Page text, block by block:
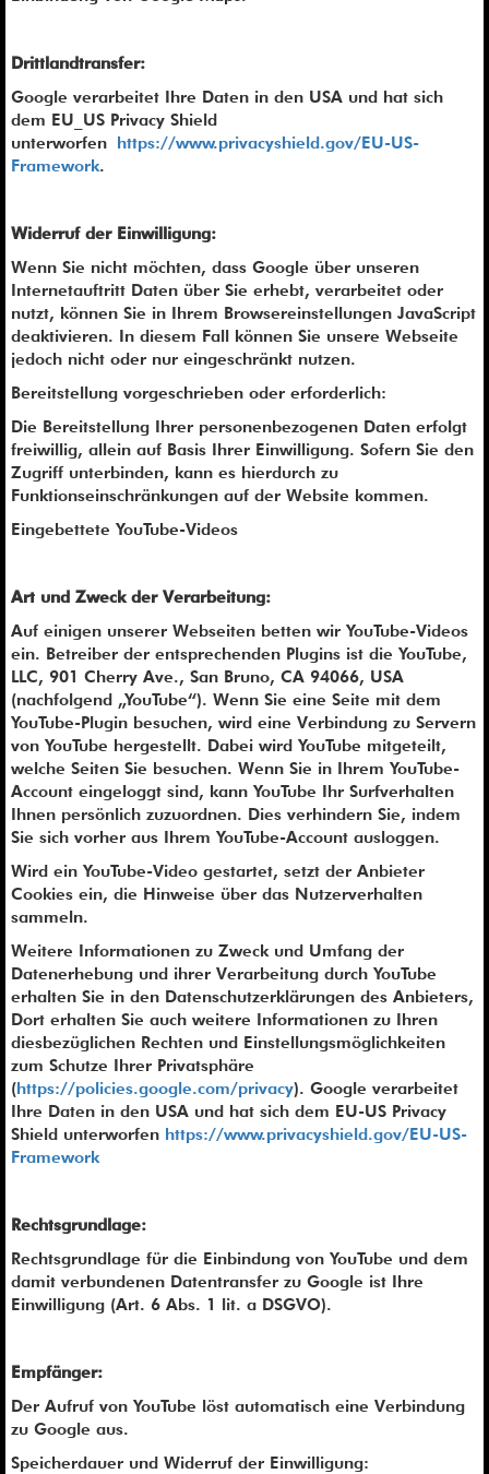
Drittlandtransfer:
Google verarbeitet Ihre Daten in den USA und hat sich
dem EU_US Privacy Shield
unterworfen https://www.privacyshield.gov/EU-US-
Framework.
Widerruf der Einwilligung:
Wenn Sie nicht möchten, dass Google über unseren
Internetauftritt Daten über Sie erhebt, verarbeitet oder
nutzt, können Sie in Ihrem Browsereinstellungen JavaScript
deaktivieren. In diesem Fall können Sie unsere Webseite
jedoch nicht oder nur eingeschränkt nutzen.
Bereitstellung vorgeschrieben oder erforderlich:
Die Bereitstellung Ihrer personenbezogenen Daten erfolgt
freiwillig, allein auf Basis Ihrer Einwilligung. Sofern Sie den
Zugriff unterbinden, kann es hierdurch zu
Funktionseinschränkungen auf der Website kommen.
Eingebettete YouTube-Videos
Art und Zweck der Verarbeitung:
Auf einigen unserer Webseiten betten wir YouTube-Videos
ein. Betreiber der entsprechenden Plugins ist die YouTube,
LLC, 901 Cherry Ave., San Bruno, CA 94066, USA
(nachfolgend „YouTube“). Wenn Sie eine Seite mit dem
YouTube-Plugin besuchen, wird eine Verbindung zu Servern
von YouTube hergestellt. Dabei wird YouTube mitgeteilt,
welche Seiten Sie besuchen. Wenn Sie in Ihrem YouTube-
Account eingeloggt sind, kann YouTube Ihr Surfverhalten
Ihnen persönlich zuzuordnen. Dies verhindern Sie, indem
Sie sich vorher aus Ihrem YouTube-Account ausloggen.
Wird ein YouTube-Video gestartet, setzt der Anbieter
Cookies ein, die Hinweise über das Nutzerverhalten
sammeln.
Weitere Informationen zu Zweck und Umfang der
Datenerhebung und ihrer Verarbeitung durch YouTube
erhalten Sie in den Datenschutzerklärungen des Anbieters,
Dort erhalten Sie auch weitere Informationen zu Ihren
diesbezüglichen Rechten und Einstellungsmöglichkeiten
zum Schutze Ihrer Privatsphäre
(https://policies.google.com/privacy). Google verarbeitet
Ihre Daten in den USA und hat sich dem EU-US Privacy
Shield unterworfen https://www.privacyshield.gov/EU-US-
Framework
Rechtsgrundlage:
Rechtsgrundlage für die Einbindung von YouTube und dem
damit verbundenen Datentransfer zu Google ist Ihre
Einwilligung (Art. 6 Abs. 1 lit. a DSGVO).
Empfänger:
Der Aufruf von YouTube löst automatisch eine Verbindung
zu Google aus.
Speicherdauer und Widerruf der Einwilligung: